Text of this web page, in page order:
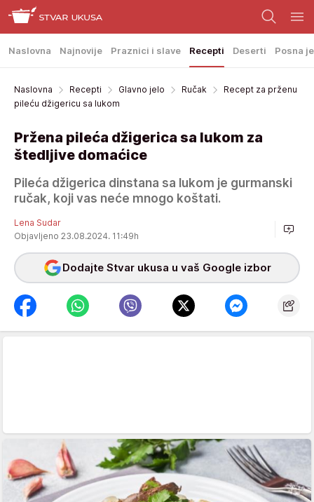
Naslovna Najnovije Praznici i slave Recepti Deserti Posna
Naslovna Recepti Glavno jelo Ručak
Recept za prženu
pileću džigericu sa lukom
Pržena pileća džigerica sa lukom za
štedljive domaćice
Pileća džigerica dinstana sa lukom je gurmanski
ručak, koji vas neće mnogo koštati.
Lena Sudar
Objavljeno 23.08.2024. 11:49h
Dodajte Stvar ukusa u vaš Google izbor